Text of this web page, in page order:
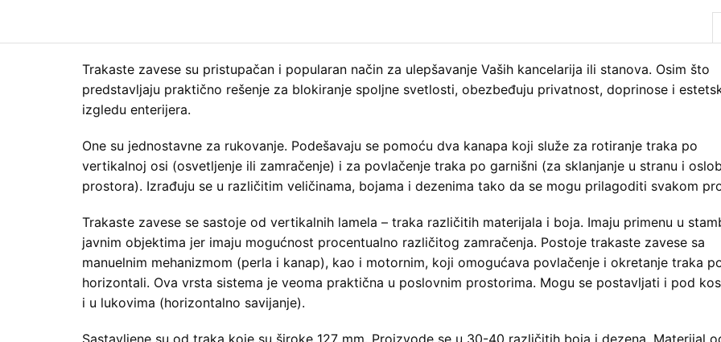
Trakaste zavese su pristupačan i popularan način za ulepšavanje Vaših kancelarija ili stanova. Osim što
predstavljaju praktično rešenje za blokiranje spoljne svetlosti, obezbeđuju privatnost, doprinose i
izgledu enterijera.
One su jednostavne za rukovanje. Podešavaju se pomoću dva kanapa koji služe za rotiranje traka po
vertikalnoj osi (osvetljenje ili zamračenje) i za povlačenje traka po garnišni (za sklanjanje u stranu i
prostora). Izrađuju se u različitim veličinama, bojama i dezenima tako da se mogu prilagoditi svakom
Trakaste zavese se sastoje od vertikalnih lamela – traka različitih materijala i boja. Imaju primenu u
javnim objektima jer imaju mogućnost procentualno različitog zamračenja. Postoje trakaste zavese sa
manuelnim mehanizmom (perla i kanap), kao i motornim, koji omogućava povlačenje i okretanje traka
horizontali. Ova vrsta sistema je veoma praktična u poslovnim prostorima. Mogu se postavljati i pod
i u lukovima (horizontalno savijanje).